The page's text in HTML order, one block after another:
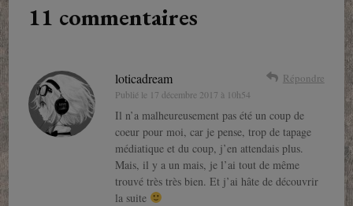
11 commentaires
loticadream
Publié le 17 décembre 2017 à 10h54
Répondre
Il n’a malheureusement pas été un coup de
coeur pour moi, car je pense, trop de tapage
médiatique et du coup, j’en attendais plus.
Mais, il y a un mais, je l’ai tout de même
trouvé très très bien. Et j’ai hâte de découvrir
la suite